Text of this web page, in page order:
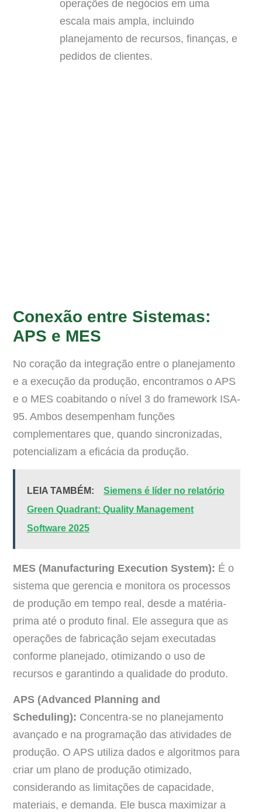
operações de negócios em uma
escala mais ampla, incluindo
planejamento de recursos, finanças, e
pedidos de clientes.
Conexão entre Sistemas:
APS e MES
No coração da integração entre o planejamento
e a execução da produção, encontramos o APS
e o MES coabitando o nível 3 do framework ISA-
95. Ambos desempenham funções
complementares que, quando sincronizadas,
potencializam a eficácia da produção.
LEIA TAMBÉM:
Siemens é líder no relatório
Green Quadrant: Quality Management
Software 2025
MES (Manufacturing Execution System): É o
sistema que gerencia e monitora os processos
de produção em tempo real, desde a matéria-
prima até o produto final. Ele assegura que as
operações de fabricação sejam executadas
conforme planejado, otimizando o uso de
recursos e garantindo a qualidade do produto.
APS (Advanced Planning and
Scheduling): Concentra-se no planejamento
avançado e na programação das atividades de
produção. O APS utiliza dados e algoritmos para
criar um plano de produção otimizado,
considerando as limitações de capacidade,
materiais, e demanda. Ele busca maximizar a